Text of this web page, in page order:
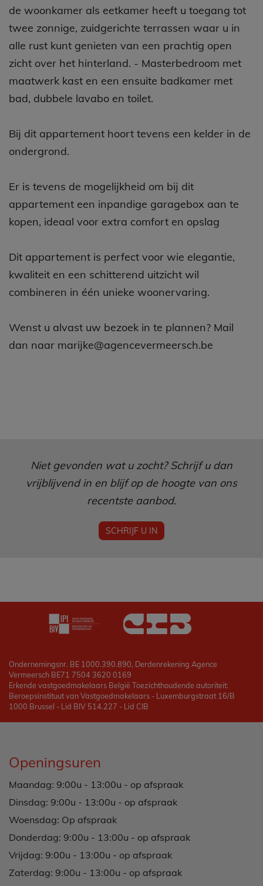
de woonkamer als eetkamer heeft u toegang tot
twee zonnige, zuidgerichte terrassen waar u in
alle rust kunt genieten van een prachtig open
zicht over het hinterland. - Masterbedroom met
maatwerk kast en een ensuite badkamer met
bad, dubbele lavabo en toilet.
Bij dit appartement hoort tevens een kelder in de
ondergrond.
Er is tevens de mogelijkheid om bij dit
appartement een inpandige garagebox aan te
kopen, ideaal voor extra comfort en opslag
Dit appartement is perfect voor wie elegantie,
kwaliteit en een schitterend uitzicht wil
combineren in één unieke woonervaring.
Wenst u alvast uw bezoek in te plannen? Mail
dan naar marijke@agencevermeersch.be
Niet gevonden wat u zocht? Schrijf u dan
vrijblijvend in en blijf op de hoogte van ons
recentste aanbod.
SCHRIJF U IN
Ondernemingsnr. BE 1000.390.890, Derdenrekening Agence
Vermeersch BE71 7504 3620 0169
Erkende vastgoedmakelaars België Toezichthoudende autoriteit:
Beroepsinstituut van Vastgoedmakelaars - Luxemburgstraat 16/B
1000 Brussel - Lid BIV 514.227 - Lid CIB
Openingsuren
Maandag: 9:00u - 13:00u - op afspraak
Dinsdag: 9:00u - 13:00u - op afspraak
Woensdag: Op afspraak
Donderdag: 9:00u - 13:00u - op afspraak
Vrijdag: 9:00u - 13:00u - op afspraak
Zaterdag: 9:00u - 13:00u - op afspraak